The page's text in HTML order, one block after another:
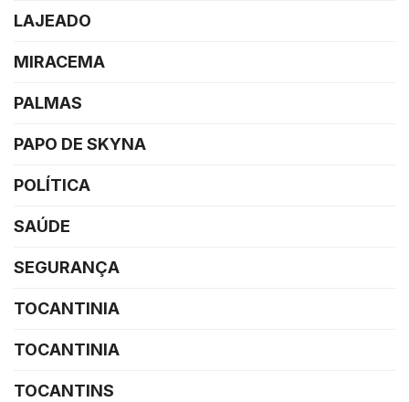
LAJEADO
MIRACEMA
PALMAS
PAPO DE SKYNA
POLÍTICA
SAÚDE
SEGURANÇA
TOCANTINIA
TOCANTINIA
TOCANTINS